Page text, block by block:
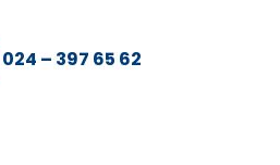
024 – 397 65 62